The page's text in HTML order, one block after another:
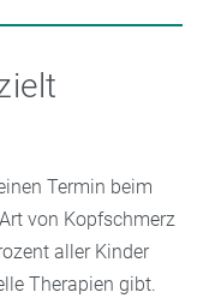
Spaß.
für die
es sollte
genug trinken.
auslösen, und
können
für Kinder
Auch viele
Termin beim
von Kopfschmerz
aller Kinder
Therapien gibt.